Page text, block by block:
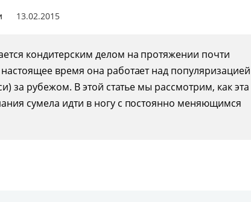
13.02.2015
кондитерским делом на протяжении почти
время она работает над популяризацией
за рубежом. В этой статье мы рассмотрим, как эта
сумела идти в ногу с постоянно меняющимся